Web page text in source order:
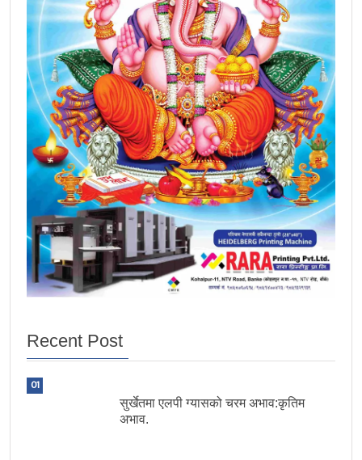
Recent Post
01
सुर्खेतमा एलपी ग्यासको चरम अभाव:कृतिम
अभाव.